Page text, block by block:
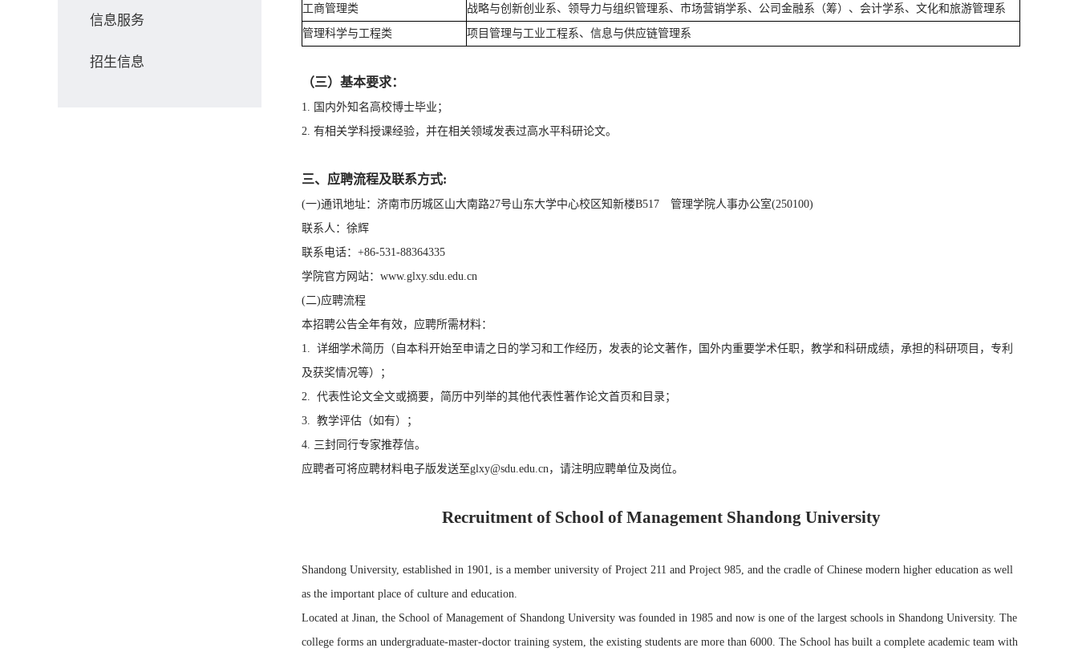
信息服务
招生信息
工商管理类 战略与创新创业系、领导力与组织管理系、市场营销学系、公司金融系（筹）、会计学系、文化和旅游管理系
管理科学与工程类 项目管理与工业工程系、信息与供应链管理系
（三）基本要求：
1. 国内外知名高校博士毕业；
2. 有相关学科授课经验，并在相关领域发表过高水平科研论文。
三、应聘流程及联系方式:
(一)通讯地址：济南市历城区山大南路27号山东大学中心校区知新楼B517 管理学院人事办公室(250100)
联系人：徐辉
联系电话：+86-531-88364335
学院官方网站：www.glxy.sdu.edu.cn
(二)应聘流程
本招聘公告全年有效，应聘所需材料：
1. 详细学术简历（自本科开始至申请之日的学习和工作经历，发表的论文著作，国外内重要学术任职，教学和科研成绩，承担的科研项目，专利
及获奖情况等）；
2. 代表性论文全文或摘要，简历中列举的其他代表性著作论文首页和目录；
3. 教学评估（如有）；
4. 三封同行专家推荐信。
应聘者可将应聘材料电子版发送至glxy@sdu.edu.cn，请注明应聘单位及岗位。
Recruitment of School of Management Shandong University
Shandong University, established in 1901, is a member university of Project 211 and Project 985, and the cradle of Chinese modern higher education as well
as the important place of culture and education.
Located at Jinan, the School of Management of Shandong University was founded in 1985 and now is one of the largest schools in Shandong University. The
college forms an undergraduate-master-doctor training system, the existing students are more than 6000. The School has built a complete academic team with